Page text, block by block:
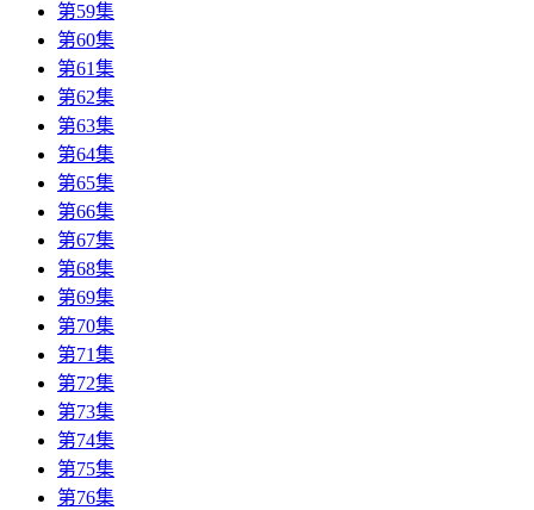
第59集
第60集
第61集
第62集
第63集
第64集
第65集
第66集
第67集
第68集
第69集
第70集
第71集
第72集
第73集
第74集
第75集
第76集